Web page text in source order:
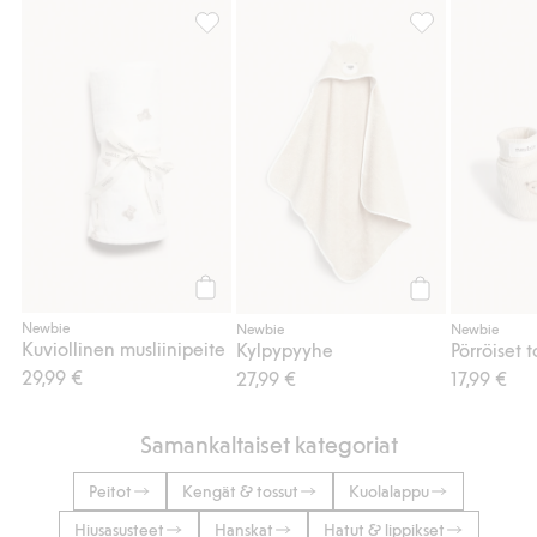
Newbie
Kuviollinen musliinipeite
29,99 €
Newbie
Kylpypyyhe
27,99 €
Newbie
17,99 €
Samankaltaiset kategoriat
Peitot Kengät & tossut
Kuolalappu
Hiusasusteet
Hanskat Hatut & lippikset